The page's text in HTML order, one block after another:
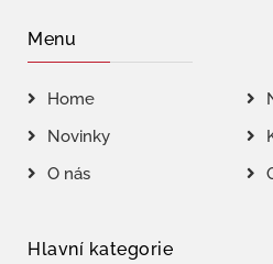
Menu
Home
Novinky
O nás
Hlavní kategorie